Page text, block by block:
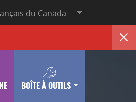
du Canada
BOÎTE À OUTILS